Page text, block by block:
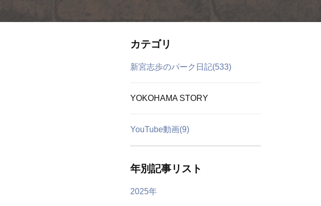
カテゴリ
新宮志歩のパーク日記(533)
YOKOHAMA STORY
YouTube動画(9)
年別記事リスト
2025年